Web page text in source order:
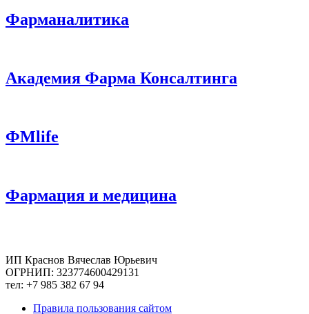
Фарманалитика
Академия Фарма Консалтинга
ФМlife
Фармация и медицина
ИП Краснов Вячеслав Юрьевич
ОГРНИП: 323774600429131
тел: +7 985 382 67 94
Правила пользования сайтом